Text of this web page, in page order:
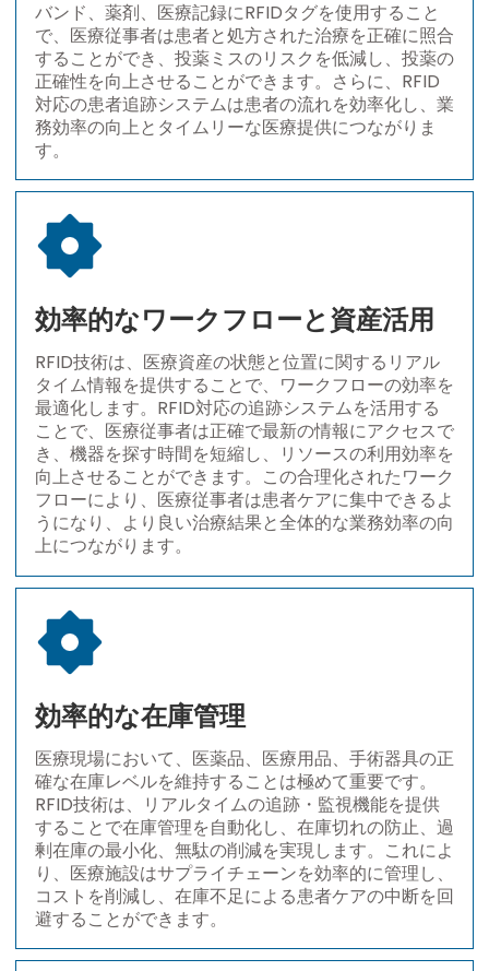
バンド、薬剤、医療記録にRFIDタグを使用すること
で、医療従事者は患者と処方された治療を正確に照合
することができ、投薬ミスのリスクを低減し、投薬の
正確性を向上させることができます。さらに、RFID
対応の患者追跡システムは患者の流れを効率化し、業
務効率の向上とタイムリーな医療提供につながりま
す。
効率的なワークフローと資産活用
RFID技術は、医療資産の状態と位置に関するリアル
タイム情報を提供することで、ワークフローの効率を
最適化します。RFID対応の追跡システムを活用する
ことで、医療従事者は正確で最新の情報にアクセスで
き、機器を探す時間を短縮し、リソースの利用効率を
向上させることができます。この合理化されたワーク
フローにより、医療従事者は患者ケアに集中できるよ
うになり、より良い治療結果と全体的な業務効率の向
上につながります。
効率的な在庫管理
医療現場において、医薬品、医療用品、手術器具の正
確な在庫レベルを維持することは極めて重要です。
RFID技術は、リアルタイムの追跡・監視機能を提供
することで在庫管理を自動化し、在庫切れの防止、過
剰在庫の最小化、無駄の削減を実現します。これによ
り、医療施設はサプライチェーンを効率的に管理し、
コストを削減し、在庫不足による患者ケアの中断を回
避することができます。